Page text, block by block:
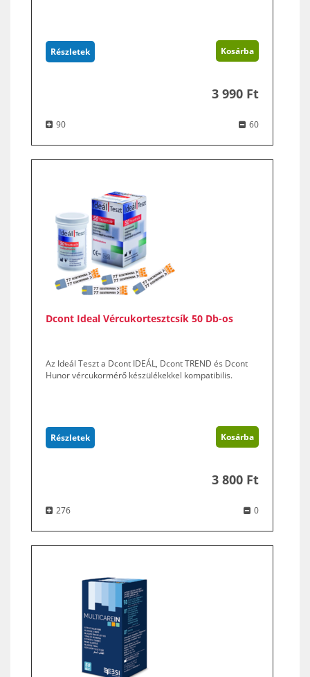
Részletek Kosárba
3 990 Ft
90 60
Dcont Ideal Vércukortesztcsík 50 Db-os
Az Ideál Teszt a Dcont IDEÁL, Dcont TREND és Dcont
Hunor vércukormérő készülékekkel kompatibilis.
Részletek Kosárba
3 800 Ft
276 0